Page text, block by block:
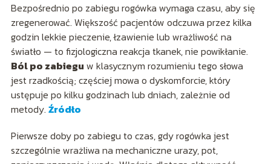
Bezpośrednio po zabiegu rogówka wymaga czasu, aby się
zregenerować. Większość pacjentów odczuwa przez kilka
godzin lekkie pieczenie, łzawienie lub wrażliwość na
światło — to fizjologiczna reakcja tkanek, nie powikłanie.
Ból po zabiegu w klasycznym rozumieniu tego słowa
jest rzadkością; częściej mowa o dyskomforcie, który
ustępuje po kilku godzinach lub dniach, zależnie od
metody. Źródło
Pierwsze doby po zabiegu to czas, gdy rogówka jest
szczególnie wrażliwa na mechaniczne urazy, pot,